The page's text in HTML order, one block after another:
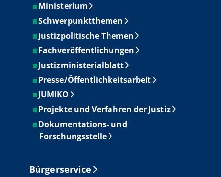
Ministerium
Schwerpunktthemen
Justizpolitische Themen
Fachveröffentlichungen
Justizministerialblatt
Presse/Öffentlichkeitsarbeit
JUMIKO
Projekte und Verfahren der Justiz
Dokumentations- und
Forschungsstelle
Bürgerservice